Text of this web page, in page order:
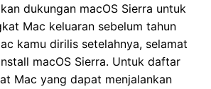
dukungan macOS Sierra untuk
Mac keluaran sebelum tahun
kamu dirilis setelahnya, selamat
macOS Sierra. Untuk daftar
Mac yang dapat menjalankan